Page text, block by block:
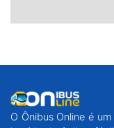
O Ônibus Online é